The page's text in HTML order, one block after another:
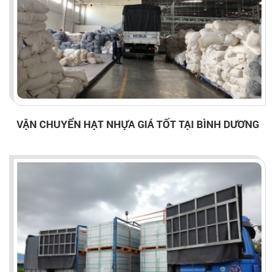
VẬN CHUYỂN HẠT NHỰA GIÁ TỐT TẠI BÌNH DƯƠNG